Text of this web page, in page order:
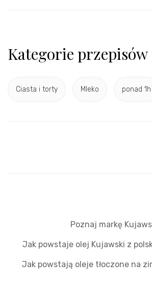
Kategorie przepisów
Ciasta i torty Mleko ponad 1h
Poznaj markę
Jak powstaje olej Kujawski z
Jak powstają oleje tłoczone na